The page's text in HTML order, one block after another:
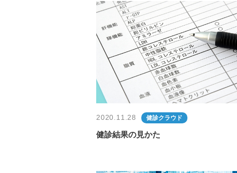
2020.11.28 健診クラウド
健診結果の見かた